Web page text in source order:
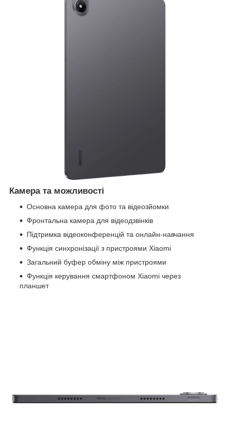
Камера та можливості
Основна камера для фото та відеозйомки
Фронтальна камера для відеодзвінків
Підтримка відеоконференцій та онлайн-навчання
Функція синхронізації з пристроями Xiaomi
Загальний буфер обміну між пристроями
Функція керування смартфоном Xiaomi через
планшет